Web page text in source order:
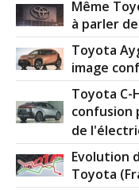
Même
à parler
Toyota
image
Toyota C-
confusion
de
Evolution
Toyota